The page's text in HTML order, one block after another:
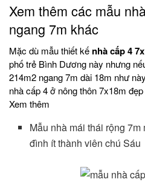
Xem thêm các mẫu
ngang 7m khác
Mặc dù mẫu thiết kế nhà cấp 4
phố trẻ Bình Dương này nhưng
214m2 ngang 7m dài 18m như
nhà cấp 4 ở nông thôn 7x18m
Xem thêm
Mẫu nhà mái thái rộng
đình ít thành viên chú Sáu